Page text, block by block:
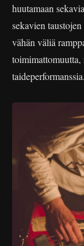
huutamaan
sekavien
vähän väliä
taideperformanssia.